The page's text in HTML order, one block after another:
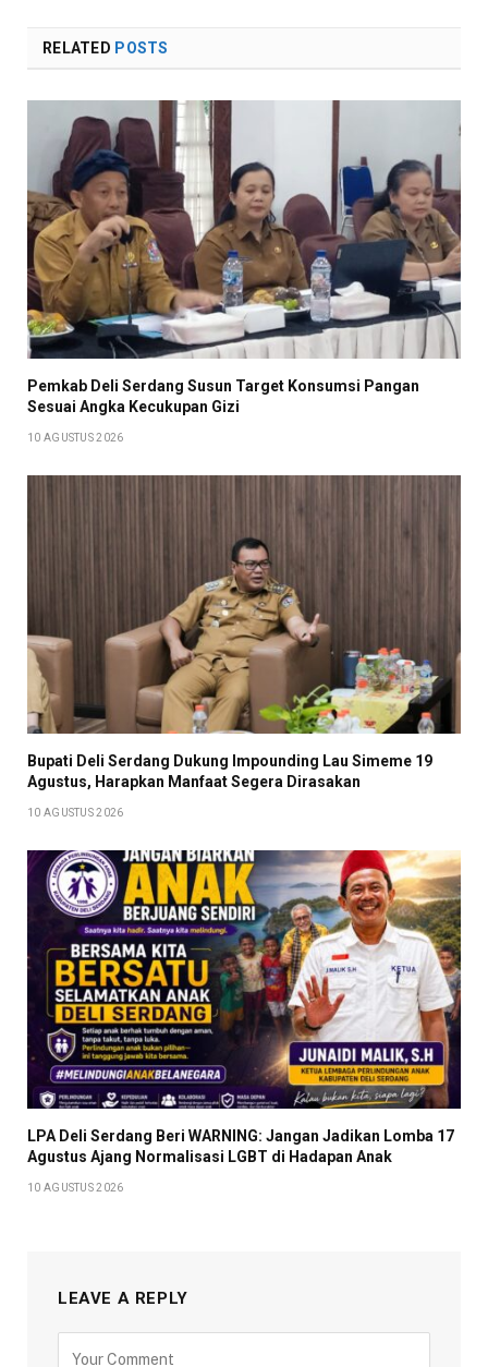
RELATED POSTS
Pemkab Deli Serdang Susun Target Konsumsi Pangan
Sesuai Angka Kecukupan Gizi
10 AGUSTUS 2026
Bupati Deli Serdang Dukung Impounding Lau Simeme 19
Agustus, Harapkan Manfaat Segera Dirasakan
10 AGUSTUS 2026
LPA Deli Serdang Beri WARNING: Jangan Jadikan Lomba 17
Agustus Ajang Normalisasi LGBT di Hadapan Anak
10 AGUSTUS 2026
LEAVE A REPLY